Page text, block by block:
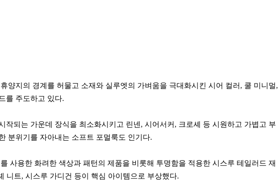
양지의 경계를 허물고 소재와 실루엣의 가벼움을 극대화시킨 시어 컬러, 쿨 미니멀,
를 주도하고 있다.
작되는 가운데 장식을 최 소화시키고 린넨, 시어서커, 크로셰 등 시원하고 가볍고 부
분위기를 자아내는 소프트 포멀룩도 인기다.
사용한 화려한 색상과 패턴의 제품을 비롯해 투명함을 적용한 시스루 테일러드 재
니트, 시스루 가디건 등이 핵심 아이템으로 부상했다.